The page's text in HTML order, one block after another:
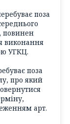
поза
повинен
виконання
УГКЦ.
поза
про який
арт.